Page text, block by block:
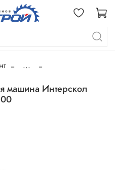
...
машина Интерскол